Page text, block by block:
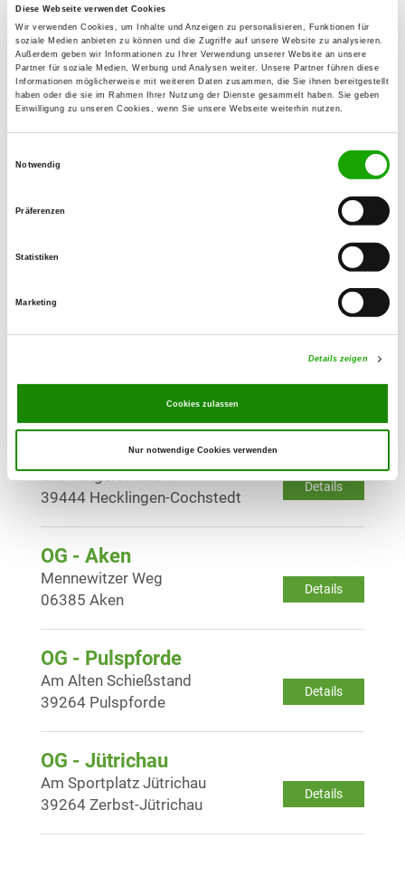
Diese Webseite verwendet Cookies
Wir verwenden Cookies, um Inhalte und Anzeigen zu personalisieren, Funktionen für
soziale Medien anbieten zu können und die Zugriffe auf unsere Website zu analysieren.
Außerdem geben wir Informationen zu Ihrer Verwendung unserer Website an unsere
Partner für soziale Medien, Werbung und Analysen weiter. Unsere Partner führen diese
Informationen möglicherweise mit weiteren Daten zusammen, die Sie ihnen bereitgestellt
haben oder die sie im Rahmen Ihrer Nutzung der Dienste gesammelt haben. Sie geben
Einwilligung zu unseren Cookies, wenn Sie unsere Webseite weiterhin nutzen.
Notwendig
Präferenzen
Statistiken
Marketing
Details zeigen
Cookies zulassen
Nur notwendige Cookies verwenden
OG - Barleben
Details
Burgenser Str.
39179 Barleben
Details
Teichweg 6
OG - Gnadau
Details
OG - Cochstedt
Details
Grönningerstraße 4
39444 Hecklingen-Cochstedt
OG - Aken
Details
Mennewitzer Weg
06385 Aken
OG - Pulspforde
Details
Am Alten Schießstand
39264 Pulspforde
OG - Jütrichau
Details
Am Sportplatz Jütrichau
39264 Zerbst-Jütrichau